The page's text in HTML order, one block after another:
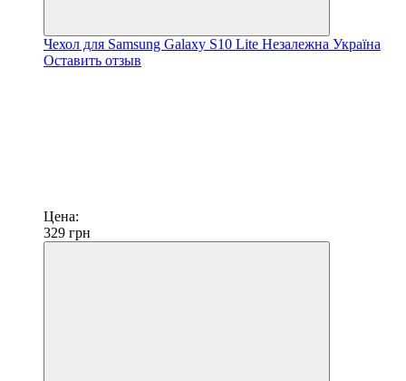
Чехол для Samsung Galaxy S10 Lite Незалежна Україна
Оставить отзыв
Цена:
329 грн